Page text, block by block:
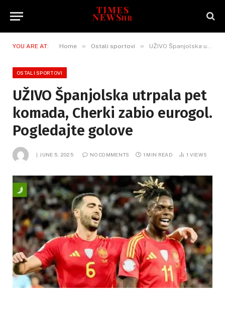
YOU ARE AT: Home » Ostali sportovi » UŽIVO Španjolska utrpala pet komada, Cherki zabio eurogol. Pogledajte golove
OSTALI SPORTOVI
UŽIVO Španjolska utrpala pet
komada, Cherki zabio eurogol.
Pogledajte golove
JUNE 5, 2025 NO COMMENTS 1 MIN READ 1 VIEWS